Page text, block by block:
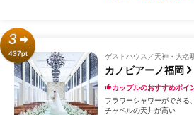
3
437pt ゲストハウス 天神・大名
カノビアーノ福岡
カップルのおすすめポイ
フラワーシャワーができる
チャペルの天井が高い